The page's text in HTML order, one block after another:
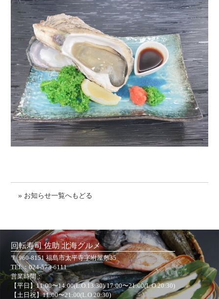
» お知らせ一覧へもどる
回転寿司 佐助 北海グルメ
〒 960-8151 福島市太平寺字坿屋敷35
TEL：024-573-6111
営業時間：
【平日】11:00〜14:00(L.O.13:30)/17:00〜21:00(L.O.20:30)
【土日祝】11:00〜21:00(L.O.20:30)